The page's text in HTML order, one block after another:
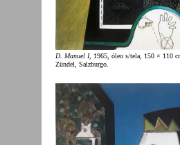
D. Manuel I, 1965, óleo s/tela, 150 × 110
Zündel, Salzburgo.